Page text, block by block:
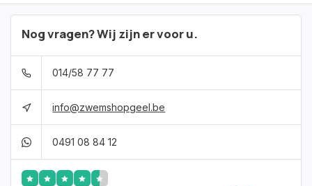
Nog vragen? Wij zijn er voor u.
014/58 77 77
info@zwemshopgeel.be
0491 08 84 12